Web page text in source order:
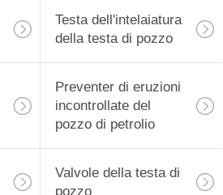
Testa dell'intelaiatura
della testa di pozzo
Preventer di eruzioni
incontrollate del
pozzo di petrolio
Valvole della testa di
pozzo